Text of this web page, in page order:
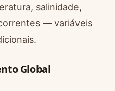
salinidade,
— variáveis
Global